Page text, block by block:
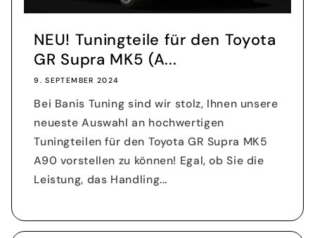
NEU! Tuningteile für den Toyota
GR Supra MK5 (A...
9. SEPTEMBER 2024
Bei Banis Tuning sind wir stolz, Ihnen unsere
neueste Auswahl an hochwertigen
Tuningteilen für den Toyota GR Supra MK5
A90 vorstellen zu können! Egal, ob Sie die
Leistung, das Handling...